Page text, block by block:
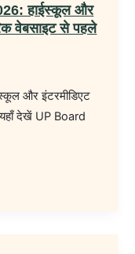
हाईस्कूल और
वेबसाइट से पहले
और इंटरमीडिएट
देखें UP Board